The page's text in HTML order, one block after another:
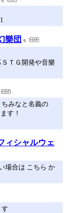
樂団
ＳＴＧ開発や音樂
ちみなと名義の
す！
ィシャルウェ
場合は こちら か